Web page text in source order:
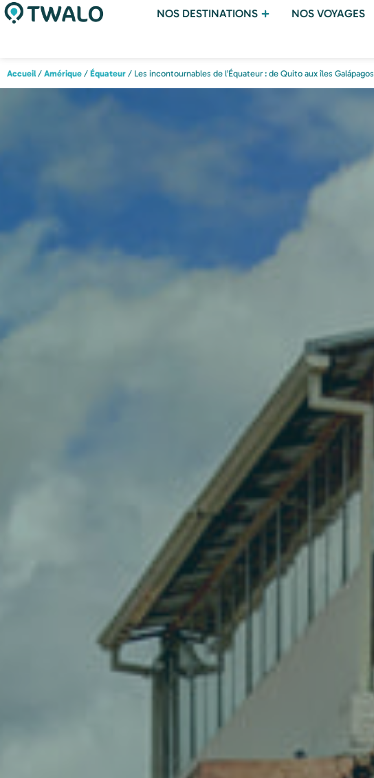
NOS DESTINATIONS NOS VOYAGES
Accueil/ Amérique / Équateur / Les incontournables de l’Équateur : de Quito aux îles Galápagos